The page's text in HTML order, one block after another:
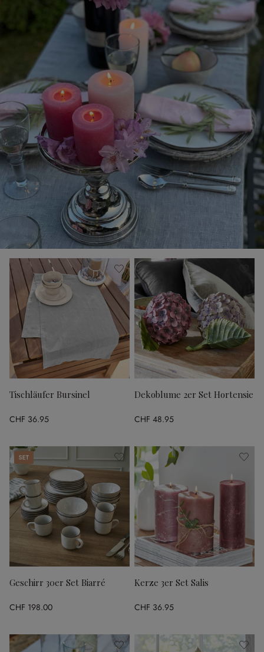
Tischläufer Bursinel
CHF 36.95
Dekoblume 2er Set Hortensie
CHF 48.95
Set
Geschirr 30er Set Biarré
CHF 198.00
Kerze 3er Set Salis
CHF 36.95